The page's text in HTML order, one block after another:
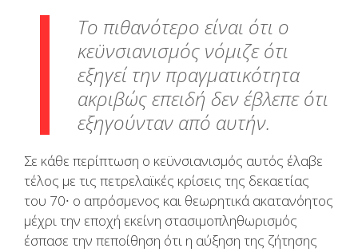
Το πιθανότερο είναι ότι ο
κεϋνσιανισμός νόμιζε ότι
εξηγεί την πραγματικότητα
ακριβώς επειδή δεν έβλεπε ότι
εξηγούνταν από αυτήν.
Σε κάθε περίπτωση ο κεϋνσιανισμός αυτός έλαβε
τέλος με τις πετρελαϊκές κρίσεις της δεκαετίας
του 70∙ ο απρόσμενος και θεωρητικά ακατανόητος
μέχρι την εποχή εκείνη στασιμοπληθωρισμός
έσπασε την πεποίθηση ότι η αύξηση της ζήτησης